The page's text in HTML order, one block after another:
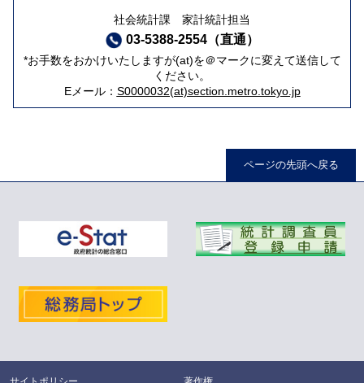
社会統計課 家計統計担当
03-5388-2554（直通）
*お手数をおかけいたしますが(at)を＠マークに変えて送信して
ください。
Eメール： S0000032(at)section.metro.tokyo.jp
ページの先頭へ戻る